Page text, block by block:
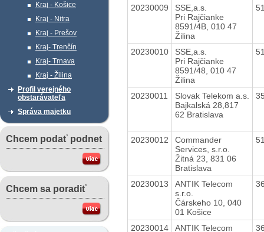
Kraj - Košice
Kraj - Nitra
Kraj - Prešov
Kraj- Trenčín
Kraj- Trnava
Kraj - Žilina
Profil verejného
obstarávateľa
Správa majetku
Chcem podať podnet
Chcem sa poradiť
20230009
SSE,a.s.
Pri Rajčianke
8591/4B, 010 47
Žilina
20230010
SSE,a.s.
Pri Rajčianke
8591/48, 010 47
Žilina
20230011
Slovak Telekom a.s.
Bajkalská 28,817
62 Bratislava
20230012
Commander
Services, s.r.o.
Žitná 23, 831 06
Bratislava
20230013
ANTIK Telecom
s.r.o.
Čárskeho 10, 040
01 Košice
20230014
ANTIK Telecom